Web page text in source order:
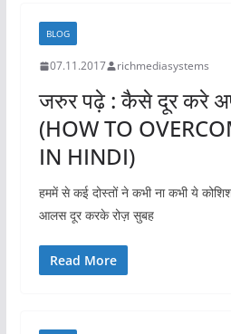
BLOG
07.11.2017 richmediasystems
जरुर पढ़े : कैसे दूर करे
(HOW TO
IN HINDI)
हममें से कई दोस्तों ने कभी ना कभी ये
आलस दूर करके रोज़ सुबह
Read More